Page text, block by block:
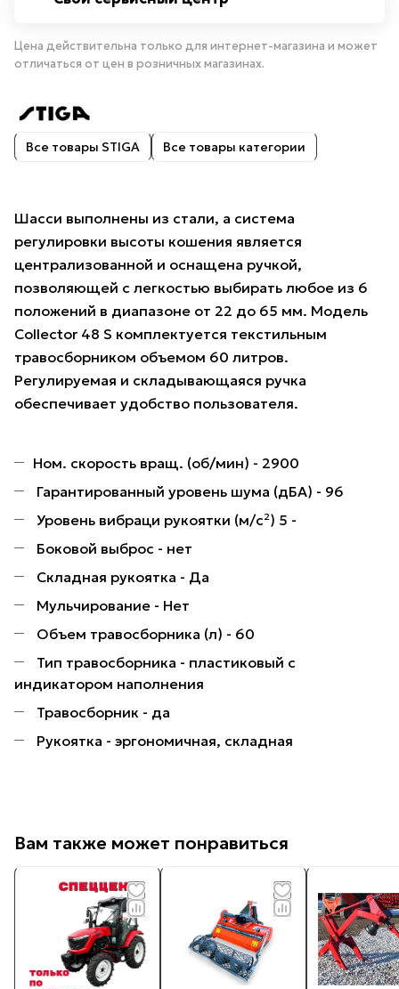
Цена действительна только для интернет-магазина и может
отличаться от цен в розничных магазинах.
Все товары STIGA Все товары категории
Шасси выполнены из стали, а система
регулировки высоты кошения является
централизованной и оснащена ручкой,
позволяющей с легкостью выбирать любое из 6
положений в диапазоне от 22 до 65 мм. Модель
Collector 48 S комплектуется текстильным
травосборником объемом 60 литров.
Регулируемая и складывающаяся ручка
обеспечивает удобство пользователя.
Ном. скорость вращ. (об/мин) - 2900
Гарантированный уровень шума (дБA) - 96
Уровень вибраци рукоятки (м/с²) 5 -
Боковой выброс - нет
Складная рукоятка - Да
Мульчирование - Нет
Объем травосборника (л) - 60
Тип травосборника - пластиковый с
индикатором наполнения
Травосборник - да
Рукоятка - эргономичная, складная
Вам также может понравиться